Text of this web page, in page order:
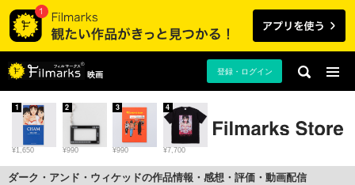
映画 登録・ログイン
¥1,650
1
¥990
2
¥990
3
¥7,700
4
ダーク・アンド・ウィケッドの作品情報・感想・評価・動画配信